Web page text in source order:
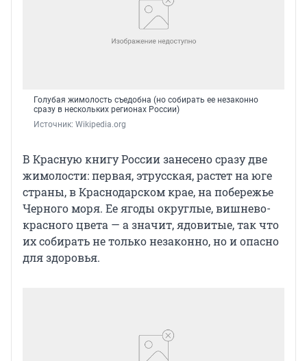
Голубая жимолость съедобна (но собирать ее незаконно
сразу в нескольких регионах России)
Источник: Wikipedia.org
В Красную книгу России занесено сразу две
жимолости: первая, этрусская, растет на юге
страны, в Краснодарском крае, на побережье
Черного моря. Ее ягоды округлые, вишнево-
красного цвета — а значит, ядовитые, так что
их собирать не только незаконно, но и опасно
для здоровья.